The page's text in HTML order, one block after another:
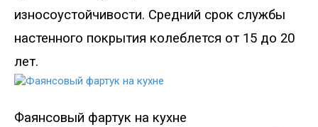
износоустойчивости. Средний срок службы
настенного покрытия колеблется от 15 до 20
лет.
Фаянсовый фартук на кухне